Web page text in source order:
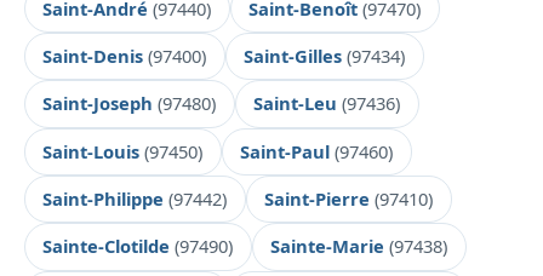
Saint-André(97440) Saint-Benoît(97470)
Saint-Denis(97400) Saint-Gilles(97434)
Saint-Joseph(97480) Saint-Leu(97436)
Saint-Louis(97450) Saint-Paul(97460)
Saint-Philippe(97442) Saint-Pierre(97410)
Sainte-Clotilde(97490) Sainte-Marie(97438)